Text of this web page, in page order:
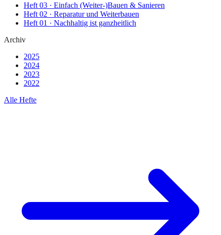
Heft 03 · Einfach (Weiter-)Bauen & Sanieren
Heft 02 · Reparatur und Weiterbauen
Heft 01 · Nachhaltig ist ganzheitlich
Archiv
2025
2024
2023
2022
Alle Hefte